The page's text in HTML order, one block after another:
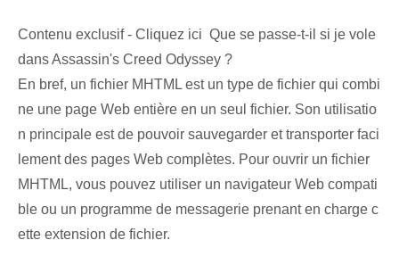
Contenu exclusif - Cliquez ici Que se passe-t-il si je vole
dans Assassin's Creed Odyssey ?
En bref, un fichier MHTML est un type de fichier qui combi
ne une page Web entière en un seul fichier. Son utilisatio
n principale est de pouvoir sauvegarder et transporter faci
lement des pages Web complètes. Pour ouvrir un fichier
MHTML, vous pouvez utiliser un navigateur Web compati
ble ou un programme de messagerie prenant en charge c
ette extension de fichier.